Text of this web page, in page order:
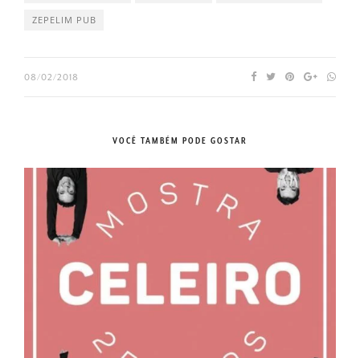
ZEPELIM PUB
08/02/2018
VOCÊ TAMBÉM PODE GOSTAR